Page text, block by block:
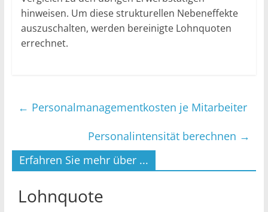
hinweisen. Um diese strukturellen Nebeneffekte
auszuschalten, werden bereinigte Lohnquoten
errechnet.
← Personalmanagementkosten je Mitarbeiter
Personalintensität berechnen →
Erfahren Sie mehr über ...
Lohnquote